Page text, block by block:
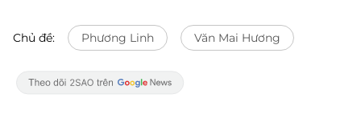
Chủ đề: Phương Linh Văn Mai Hương